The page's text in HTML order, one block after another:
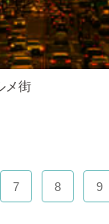
メ街
7 8 9